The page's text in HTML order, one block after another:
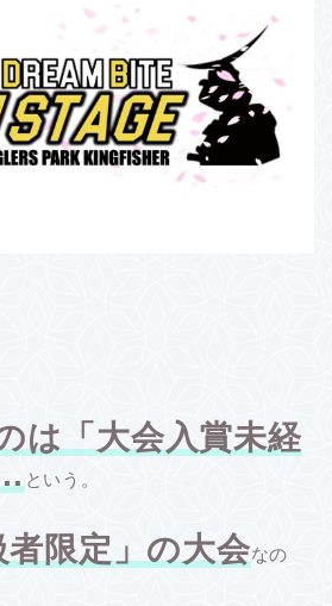
は「大会入賞未経
という。
者限定」の大会なの